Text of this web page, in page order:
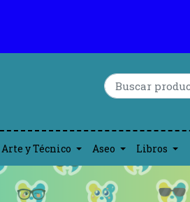
Arte y Técnico Aseo Libros